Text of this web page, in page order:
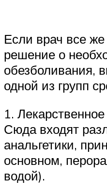
Если врач все
решение о
обезболивания,
одной из групп
1.
Сюда входят
анальгетики,
основном,
водой).